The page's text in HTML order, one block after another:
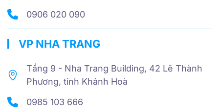
0906 020 090
VP NHA TRANG
Tầng 9 - Nha Trang Building, 42 Lê Thành
Phương, tỉnh Khánh Hoà
0985 103 666